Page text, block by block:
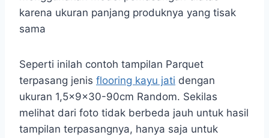
karena ukuran panjang produknya yang tisak
sama
Seperti inilah contoh tampilan Parquet
terpasang jenis flooring kayu jati dengan
ukuran 1,5x9x30-90cm Random. Sekilas
melihat dari foto tidak berbeda jauh untuk hasil
tampilan terpasangnya, hanya saja untuk